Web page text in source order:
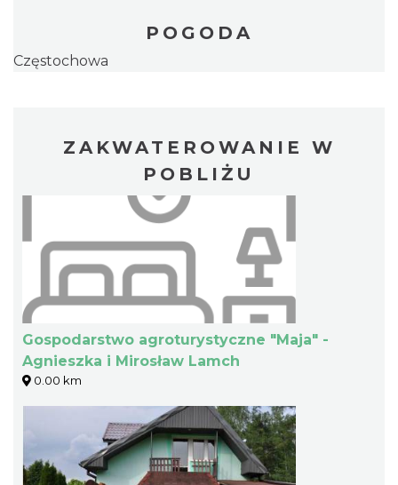
POGODA
Częstochowa
ZAKWATEROWANIE W
POBLIŻU
Gospodarstwo agroturystyczne "Maja" -
Agnieszka i Mirosław Lamch
0.00 km